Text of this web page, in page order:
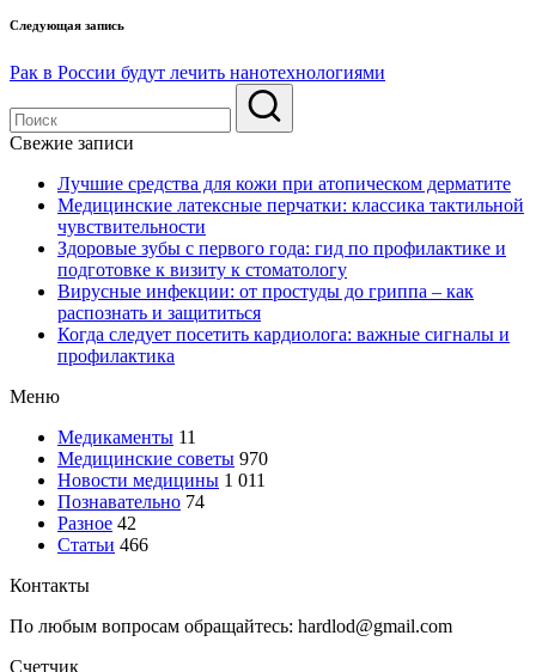
Следующая запись
Рак в России будут лечить нанотехнологиями
Свежие записи
Лучшие средства для кожи при атопическом дерматите
Медицинские латексные перчатки: классика тактильной
чувствительности
Здоровые зубы с первого года: гид по профилактике и
подготовке к визиту к стоматологу
Вирусные инфекции: от простуды до гриппа – как
распознать и защититься
Когда следует посетить кардиолога: важные сигналы и
профилактика
Меню
Медикаменты 11
Медицинские советы 970
Новости медицины 1 011
Познавательно 74
Разное 42
Статьи 466
Контакты
По любым вопросам обращайтесь: hardlod@gmail.com
Счетчик